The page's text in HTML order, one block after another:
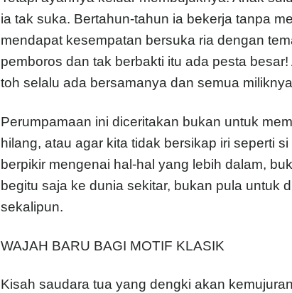
ia tak suka. Bertahun-tahun ia bekerja tanpa
mendapat kesempatan bersuka ria dengan
pemboros dan tak berbakti itu ada pesta
toh selalu ada bersamanya dan semua
Perumpamaan ini diceritakan bukan untuk
hilang, atau agar kita tidak bersikap iri seperti
berpikir mengenai hal-hal yang lebih dalam,
begitu saja ke dunia sekitar, bukan pula untuk
sekalipun.
WAJAH BARU BAGI MOTIF KLASIK
Kisah saudara tua yang dengki akan